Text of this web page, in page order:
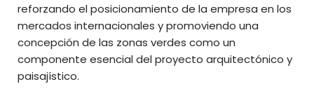
reforzando el posicionamiento de la empresa en los
mercados internacionales y promoviendo una
concepción de las zonas verdes como un
componente esencial del proyecto arquitectónico y
paisajístico.